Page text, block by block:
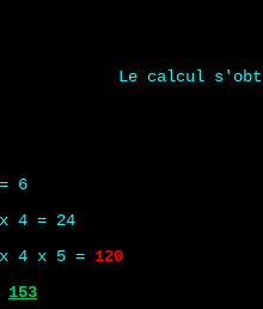
Le calcul
6
4 = 24
4 x 5 = 120
153